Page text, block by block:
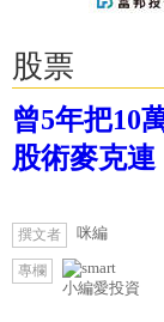
股票
曾5年把10
股術麥克
撰文者 咪編
專欄
小編愛投資